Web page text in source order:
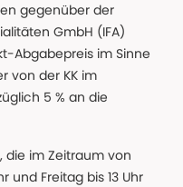
gegenüber der
GmbH (IFA)
Abgabepreis im Sinne
von der KK im
5 % an die
die im Zeitraum von
und Freitag bis 13 Uhr